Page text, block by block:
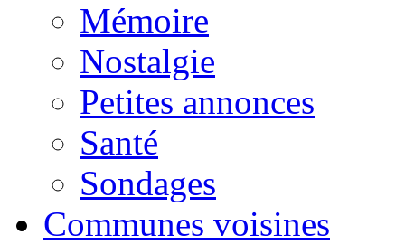
Mémoire
Nostalgie
Petites annonces
Santé
Sondages
Communes voisines